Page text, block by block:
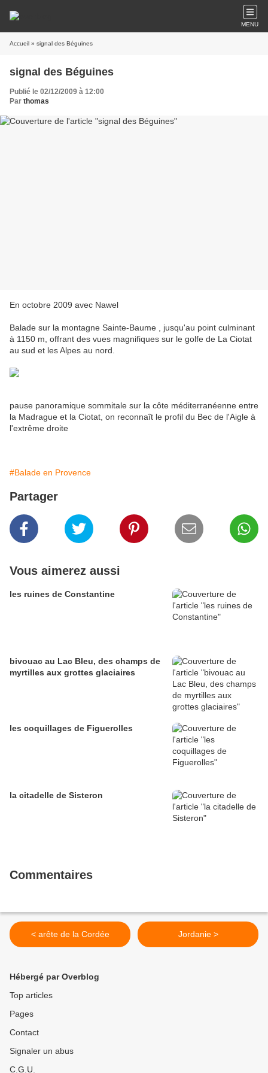
MENU
Accueil » signal des Béguines
signal des Béguines
Publié le 02/12/2009 à 12:00
Par thomas
En octobre 2009 avec Nawel
Balade sur la montagne Sainte-Baume , jusqu'au point culminant
à 1150 m, offrant des vues magnifiques sur le golfe de La Ciotat
au sud et les Alpes au nord.
pause panoramique sommitale sur la côte méditerranéenne entre
la Madrague et la Ciotat, on reconnaît le profil du Bec de l'Aigle à
l'extrême droite
#Balade en Provence
Partager
Vous aimerez aussi
les ruines de Constantine
bivouac au Lac Bleu, des champs de
myrtilles aux grottes glaciaires
les coquillages de Figuerolles
la citadelle de Sisteron
Commentaires
< arête de la Cordée Jordanie >
Hébergé par Overblog
Top articles
Pages
Contact
Signaler un abus
C.G.U.